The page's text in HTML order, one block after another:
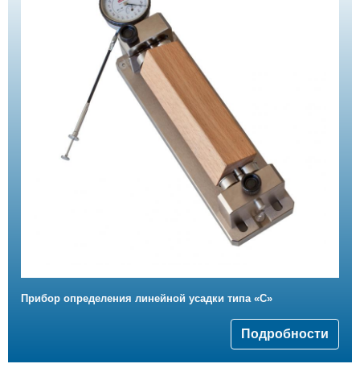
Прибор определения линейной усадки типа «С»
Подробности